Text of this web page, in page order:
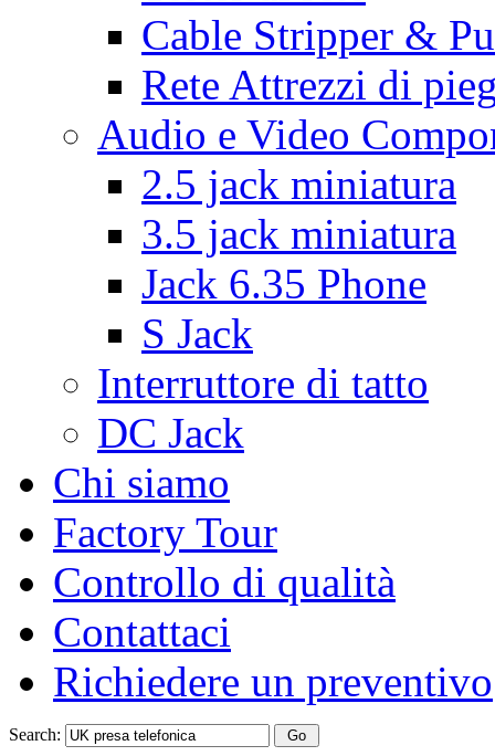
Cable Stripper &
Rete Attrezzi di
Audio e Video
2.5 jack miniatura
3.5 jack miniatura
Jack 6.35 Phone
S Jack
Interruttore di tatto
DC Jack
Chi siamo
Factory Tour
Controllo di qualità
Contattaci
Richiedere un preventivo
Search: